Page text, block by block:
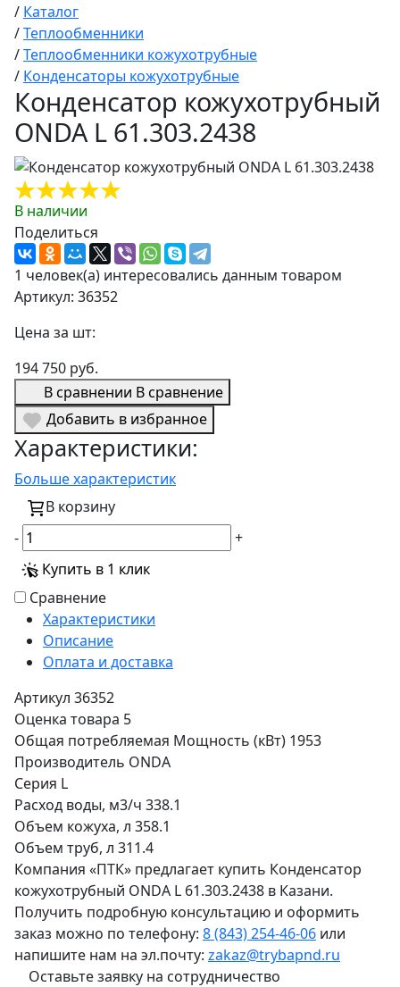
/ Каталог
/Теплообменники
/Теплообменники кожухотрубные
/ Конденсаторы кожухотрубные
Конденсатор кожухотрубный
ONDA L 61.303.2438
В наличии
Поделиться
1 человек(а) интересовались данным товаром
Артикул: 36352
Цена за шт:
194 750 руб.
В сравнении В сравнение
Добавить в избранное
Характеристики:
Больше характеристик
В корзину
-
+
Купить в 1 клик
Сравнение
Характеристики
Описание
Оплата и доставка
Артикул 36352
Оценка товара 5
Общая потребляемая Мощность (кВт) 1953
Производитель ONDA
Серия L
Расход воды, м3/ч 338.1
Объем кожуха, л 358.1
Объем труб, л 311.4
Компания «ПТК» предлагает купить Конденсатор
кожухотрубный ONDA L 61.303.2438 в Казани.
Получить подробную консультацию и оформить
заказ можно по телефону: 8 (843) 254-46-06 или
напишите нам на эл.почту: zakaz@trybapnd.ru
Оставьте заявку на сотрудничество